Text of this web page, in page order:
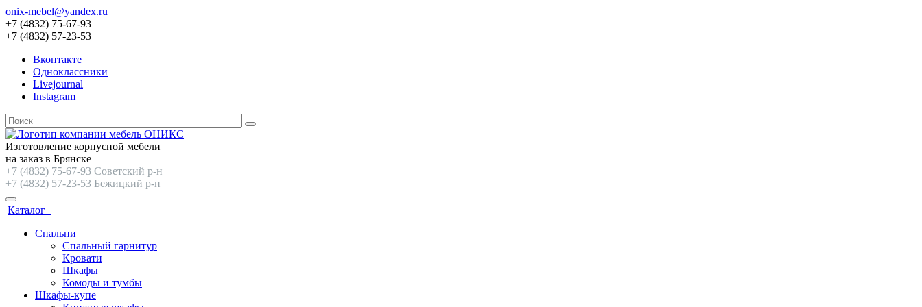
onix-mebel@yandex.ru
+7 (4832) 75-67-93
+7 (4832) 57-23-53
Вконтакте
Одноклассники
Livejournal
Instagram
Изготовление корпусной мебели
на заказ в Брянске
+7 (4832) 75-67-93 Советский р-н
+7 (4832) 57-23-53 Бежицкий р-н
Каталог
Спальни
Спальный гарнитур
Кровати
Шкафы
Комоды и тумбы
Шкафы-купе